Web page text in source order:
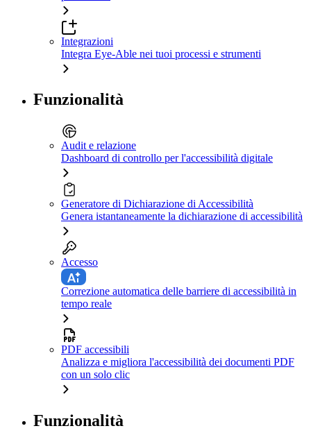
Integrazioni
Integra Eye-Able nei tuoi processi e strumenti
Funzionalità
Audit e relazione
Dashboard di controllo per l'accessibilità digitale
Generatore di Dichiarazione di Accessibilità
Genera istantaneamente la dichiarazione di accessibilità
Accesso
Correzione automatica delle barriere di accessibilità in
tempo reale
PDF accessibili
Analizza e migliora l'accessibilità dei documenti PDF
con un solo clic
Funzionalità